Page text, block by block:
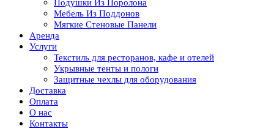
Подушки Из Поролона
Мебель Из Поддонов
Мягкие Стеновые Панели
Аренда
Услуги
Текстиль для ресторанов, кафе и отелей
Укрывные тенты и пологи
Защитные чехлы для оборудования
Доставка
Оплата
О нас
Контакты